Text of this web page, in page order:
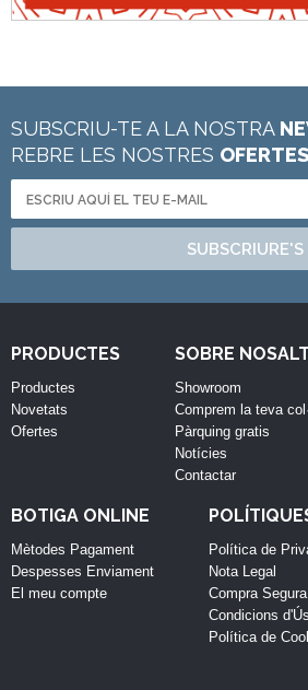
SUBSCRIU-TE A LA NOSTRA
REBRE LES NOSTRES
SUBSCRIURE'S
PRODUCTES
Productes
Novetats
Ofertes
SOBRE
Showroom
Comprem la teva
Pàrquing gratis
Notícies
Contactar
BOTIGA ONLINE
Mètodes Pagament
Despesses Enviament
El meu compte
Política de
Nota Legal
Compra Segura
Condicions d'Ús
Política de